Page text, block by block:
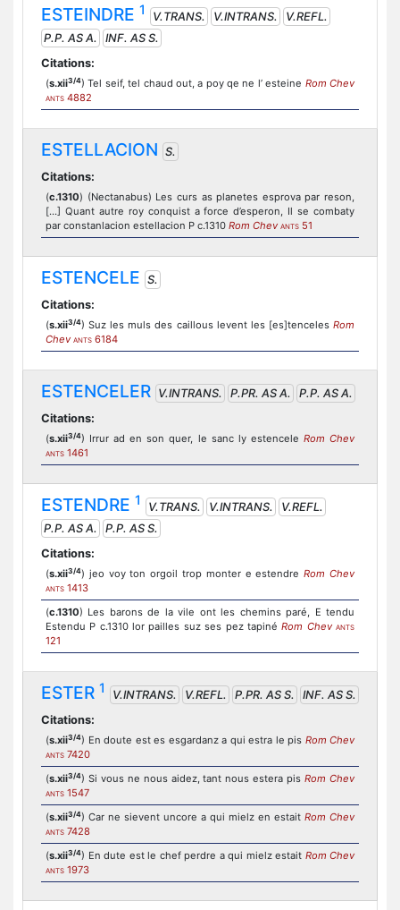
ESTEINDRE 1 V.TRANS. V.INTRANS.
V.REFL.
P.P. AS A.
INF. AS S.
Citations:
(s.xii3/4) Tel seif, tel chaud out, a poy qe ne l’ esteine Rom Chev
ANTS 4882
ESTELLACION S.
Citations:
(c.1310) (Nectanabus) Les curs as planetes esprova par reson,
[...] Quant autre roy conquist a force d’esperon, Il se combaty
par constanlacion estellacion P c.1310 Rom Chev ANTS 51
ESTENCELE S.
Citations:
(s.xii3/4) Suz les muls des caillous levent les [es]tenceles Rom
Chev ANTS 6184
ESTENCELER V.INTRANS. P.PR. AS A.
P.P. AS A.
Citations:
(s.xii3/4) Irrur ad en son quer, le sanc ly estencele Rom Chev
ANTS 1461
ESTENDRE 1 V.TRANS. V.INTRANS.
V.REFL.
P.P. AS A.
P.P. AS S.
Citations:
(s.xii3/4) jeo voy ton orgoil trop monter e estendreRom Chev
ANTS 1413
(c.1310) Les barons de la vile ont les chemins paré, E tendu
Estendu P c.1310 lor pailles suz ses pez tapinéRom Chev ANTS
121
ESTER 1 V.INTRANS. V.REFL. P.PR. AS S.
INF. AS S.
Citations:
(s.xii3/4) En doute est es esgardanz a qui estra le pis Rom Chev
ANTS 7420
(s.xii3/4) Si vous ne nous aidez, tant nous estera pisRom Chev
ANTS 1547
(s.xii3/4) Car ne sievent uncore a qui mielz en estait Rom Chev
ANTS 7428
(s.xii3/4) En dute est le chef perdre a qui mielz estait Rom Chev
ANTS 1973